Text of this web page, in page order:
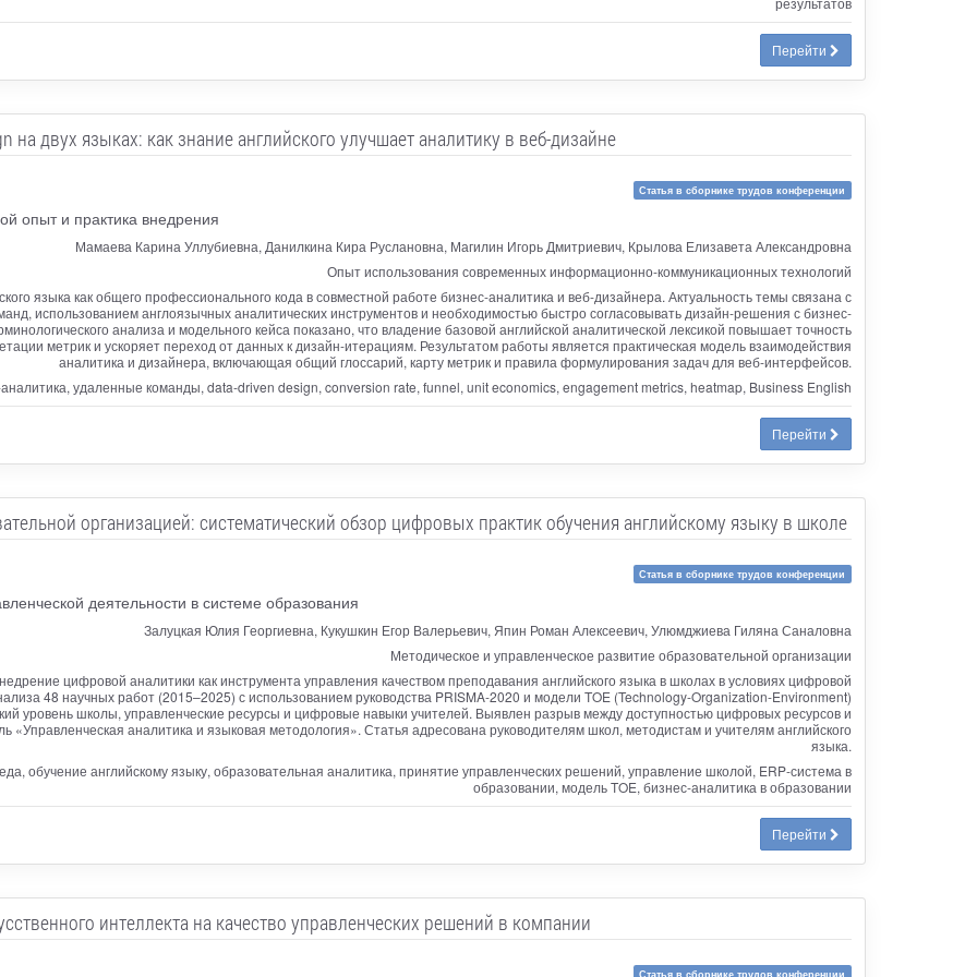
Перейти
на двух языках: как знание английского улучшает аналитику в веб-дизайне
Статья в сборнике трудов конференции
опыт и практика внедрения
Мамаева Карина Уллубиевна, Данилкина Кира Руслановна, Магилин Игорь Дмитриевич, Крылова Елизавета Александровна
Опыт использования современных информационно-коммуникационных технологий
языка как общего профессионального кода в совместной работе бизнес-аналитика и веб-дизайнера. Актуальность темы связана с
использованием англоязычных аналитических инструментов и необходимостью быстро согласовывать дизайн-решения с бизнес-
анализа и модельного кейса показано, что владение базовой английской аналитической лексикой повышает точность
метрик и ускоряет переход от данных к дизайн-итерациям. Результатом работы является практическая модель взаимодействия
аналитика и дизайнера, включающая общий глоссарий, карту метрик и правила формулирования задач для веб-интерфейсов.
удаленные команды, data-driven design, conversion rate, funnel, unit economics, engagement metrics, heatmap, Business English
Перейти
организацией: систематический обзор цифровых практик обучения английскому языку в школе
Статья в сборнике трудов конференции
деятельности в системе образования
Залуцкая Юлия Георгиевна, Кукушкин Егор Валерьевич, Япин Роман Алексеевич, Улюмджиева Гиляна Саналовна
Методическое и управленческое развитие образовательной организации
цифровой аналитики как инструмента управления качеством преподавания английского языка в школах в условиях цифровой
48 научных работ (2015–2025) с использованием руководства PRISMA-2020 и модели TOE (Technology-Organization-Environment)
уровень школы, управленческие ресурсы и цифровые навыки учителей. Выявлен разрыв между доступностью цифровых ресурсов и
«Управленческая аналитика и языковая методология». Статья адресована руководителям школ, методистам и учителям английского
языка.
обучение английскому языку, образовательная аналитика, принятие управленческих решений, управление школой, ERP-система в
образовании, модель TOE, бизнес-аналитика в образовании
Перейти
интеллекта на качество управленческих решений в компании
Статья в сборнике трудов конференции